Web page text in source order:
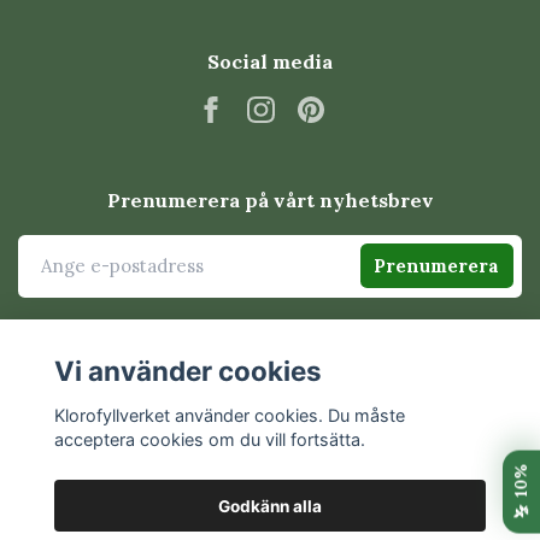
Syngonium uppskattas för sin snabba tillväxt och sin stora
variation mellan olika sorter. Växten kan odlas både som
kompakt krukväxt, hängande ampel eller klättrande
Tycker du om växter med långa rankor kan du även
Skötsel av Syngonium i
Syngonium är lättskött och utvecklas snabbt med rätt ljus
och jämn vattning.
Ljus
Placera Syngonium ljust med indirekt ljus. De variegerade
Social media
Prenumerera på vårt nyhetsbrev
Prenumerera
© 2026 Klorofyllverket
Vi använder cookies
Klorofyllverket använder cookies. Du måste
acceptera cookies om du vill fortsätta.
Godkänn alla